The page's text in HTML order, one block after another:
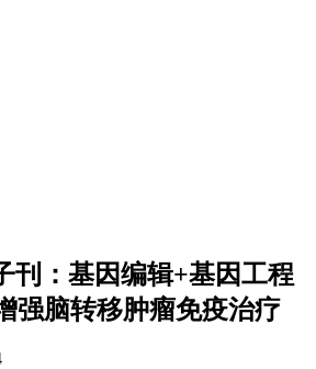
刊：基因编辑+基因工程
强脑转移肿瘤免疫治疗